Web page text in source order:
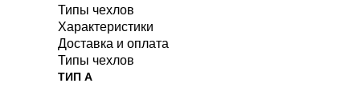
Типы чехлов
Характеристики
Доставка и оплата
Типы чехлов
ТИП A